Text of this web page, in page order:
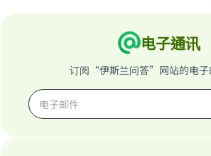
电子通讯
订阅“伊斯兰问答”网站的电子